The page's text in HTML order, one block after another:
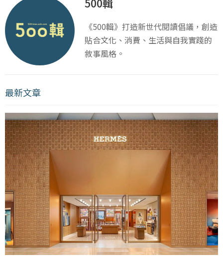
《500輯》打造新世代閱讀倡議，創造
貼合文化、消費、生活與自我實踐的
敘事風格。
最新文章